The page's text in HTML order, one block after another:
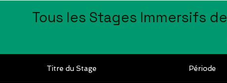
Tous les Stages Immersifs de
Titre du Stage Période